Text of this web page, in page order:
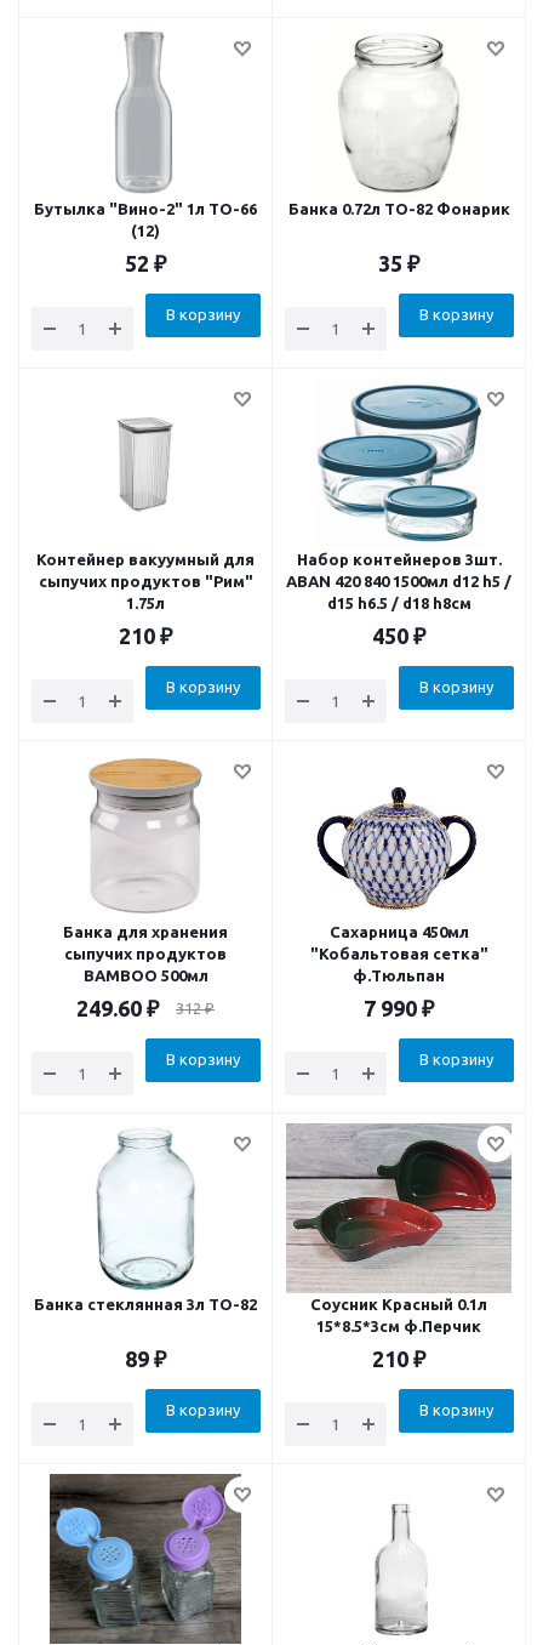
Бутылка "Вино-2" 1л ТО-66
(12)
52 ₽
В корзину
Банка 0.72л ТО-82 Фонарик
35 ₽
В корзину
Контейнер вакуумный для
сыпучих продуктов "Рим"
1.75л
210 ₽
В корзину
Набор контейнеров 3шт.
ABAN 420 840 1500мл d12 h5 /
d15 h6.5 / d18 h8см
450 ₽
В корзину
Банка для хранения
сыпучих продуктов
BAMBOO 500мл
249.60 ₽ 312₽
В корзину
Сахарница 450мл
"Кобальтовая сетка"
ф.Тюльпан
7 990 ₽
В корзину
Банка стеклянная 3л ТО-82
89 ₽
В корзину
Соусник Красный 0.1л
15*8.5*3см ф.Перчик
210 ₽
В корзину